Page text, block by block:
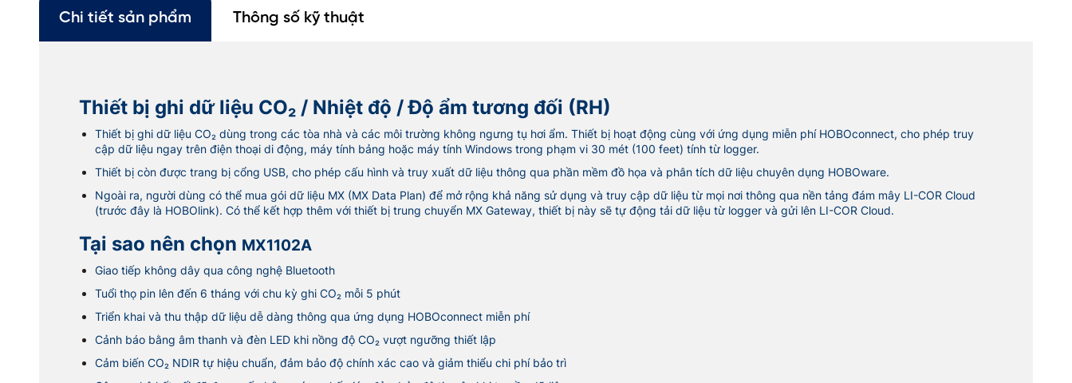
Chi tiết sản phẩm Thông số kỹ thuật
Thiết bị ghi dữ liệu CO₂ / Nhiệt độ / Độ ẩm tương đối (RH)
Thiết bị ghi dữ liệu CO₂ dùng trong các tòa nhà và các môi trường không ngưng tụ hơi ẩm. Thiết bị hoạt động cùng với ứng dụng miễn phí HOBOconnect, cho phép truy
cập dữ liệu ngay trên điện thoại di động, máy tính bảng hoặc máy tính Windows trong phạm vi 30 mét (100 feet) tính từ logger.
Thiết bị còn được trang bị cổng USB, cho phép cấu hình và truy xuất dữ liệu thông qua phần mềm đồ họa và phân tích dữ liệu chuyên dụng HOBOware.
Ngoài ra, người dùng có thể mua gói dữ liệu MX (MX Data Plan) để mở rộng khả năng sử dụng và truy cập dữ liệu từ mọi nơi thông qua nền tảng đám mây LI-COR Cloud
(trước đây là HOBOlink). Có thể kết hợp thêm với thiết bị trung chuyển MX Gateway, thiết bị này sẽ tự động tải dữ liệu từ logger và gửi lên LI-COR Cloud.
Tại sao nên chọn MX1102A
Giao tiếp không dây qua công nghệ Bluetooth
Tuổi thọ pin lên đến 6 tháng với chu kỳ ghi CO₂ mỗi 5 phút
Triển khai và thu thập dữ liệu dễ dàng thông qua ứng dụng HOBOconnect miễn phí
Cảnh báo bằng âm thanh và đèn LED khi nồng độ CO₂ vượt ngưỡng thiết lập
Cảm biến CO₂ NDIR tự hiệu chuẩn, đảm bảo độ chính xác cao và giảm thiểu chi phí bảo trì